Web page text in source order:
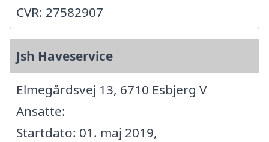
CVR: 27582907
Jsh Haveservice
Elmegårdsvej 13, 6710 Esbjerg V
Ansatte:
Startdato: 01. maj 2019,